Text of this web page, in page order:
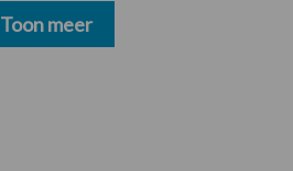
Toon meer